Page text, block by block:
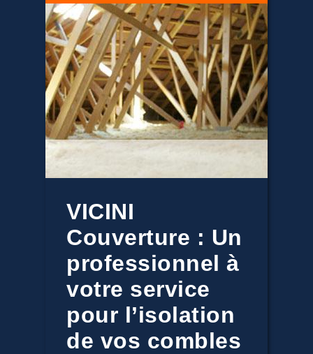
VICINI
Couverture : Un
professionnel à
votre service
pour l’isolation
de vos combles